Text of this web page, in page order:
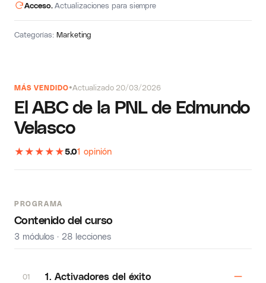
MÁS VENDIDO Actualizado 20/03/2026
El ABC de la PNL de Edmundo
Velasco
★ ★ ★ ★ ★5.01 opinión
PROGRAMA
Contenido del curso
3 módulos · 28 lecciones
01 1. Activadores del éxito
Acceso.Actualizaciones para siempre
Categorías:Marketing